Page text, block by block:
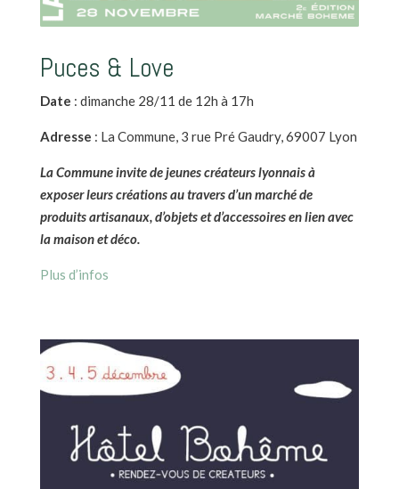
Puces & Love
Date : dimanche 28/11 de 12h à 17h
Adresse : La Commune, 3 rue Pré Gaudry, 69007 Lyon
La Commune invite de jeunes créateurs lyonnais à
exposer leurs créations au travers d’un marché de
produits artisanaux, d’objets et d’accessoires en lien avec
la maison et déco.
Plus d’infos